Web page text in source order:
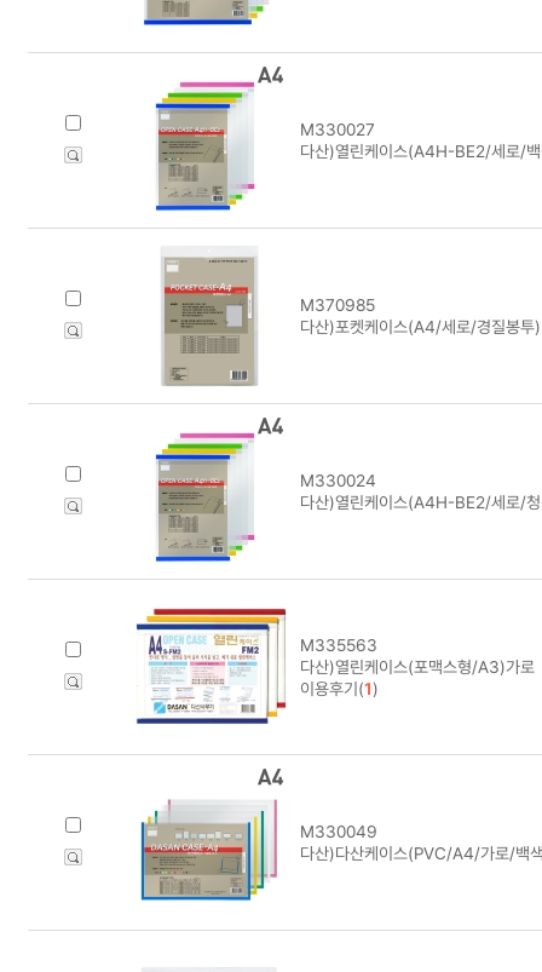
M330027
다산)열린케이스(A4H-BE2/세로/
M370985
다산)포켓케이스(A4/세로/경질봉
M330024
다산)열린케이스(A4H-BE2/세로/
M335563
다산)열린케이스(포맥스형/A3)가로
이용후기(1)
M330049
다산)다산케이스(PVC/A4/가로/